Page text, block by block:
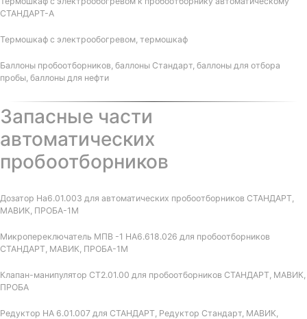
СТАНДАРТ-А
Термошкаф с электрообогревом, термошкаф
Баллоны пробоотборников, баллоны Стандарт, баллоны для отбора
пробы, баллоны для нефти
Запасные части
автоматических
пробоотборников
Дозатор На6.01.003 для автоматических пробоотборников СТАНДАРТ,
МАВИК, ПРОБА-1М
Микропереключатель МПВ -1 НА6.618.026 для пробоотборников
СТАНДАРТ, МАВИК, ПРОБА-1М
Клапан-манипулятор СТ2.01.00 для пробоотборников СТАНДАРТ, МАВИК,
ПРОБА
Редуктор НА 6.01.007 для СТАНДАРТ, Редуктор Стандарт, МАВИК,